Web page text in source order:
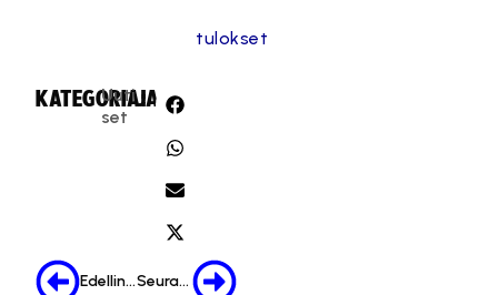
tulokset
KATEGORIA:
Uuti
set
JAA:
Edellinen Seuraava